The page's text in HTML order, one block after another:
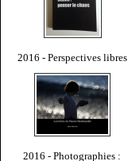
2016 - Perspectives libres
2016 - Photographies :